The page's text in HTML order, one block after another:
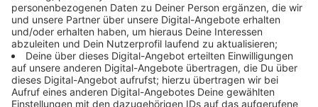
Gärten in Dresden am Größten
Anzeige
In Köln sind es rund 100 Quadratmeter weniger, in
Berlin 130 mehr. Das Online-Portal hat die Gärten in